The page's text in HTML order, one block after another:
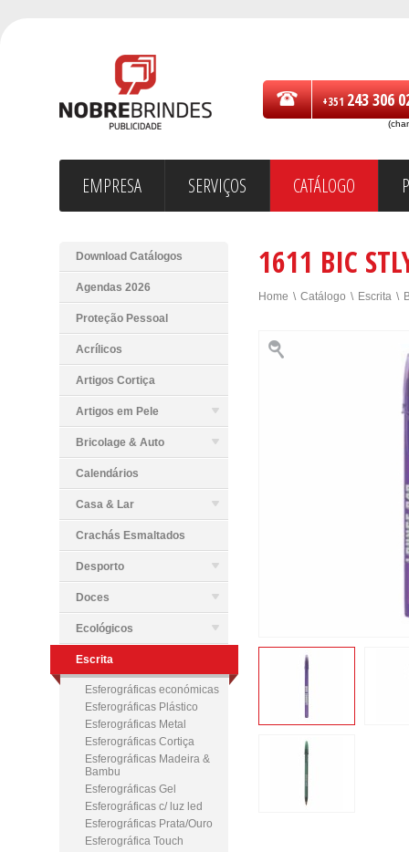
+351243 306
EMPRESA SERVIÇOS CATÁLOGO
Download Catálogos
Agendas 2026
Proteção Pessoal
Acrílicos
Artigos Cortiça
Artigos em Pele
Bricolage & Auto
Calendários
Casa & Lar
Crachás Esmaltados
Desporto
Doces
Ecológicos
Escrita
Esferográficas económicas
Esferográficas Plástico
Esferográficas Metal
Esferográficas Cortiça
Esferográficas Madeira &
Bambu
Esferográficas Gel
Esferográficas c/ luz led
Esferográficas Prata/Ouro
Esferográfica Touch
1611 BIC
Home \ Catálogo \ Escrita \